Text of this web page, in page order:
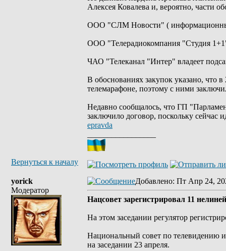
Алексея Ковалева и, вероятно, части
ООО "СЛМ Новости" (
ООО "Телерадиокомпания "Студия
ЧАО "Телеканал "Интер" владеет
В обоснованиях закупок указано, что
телемарафоне, поэтому с ними
Недавно сообщалось, что ГП
заключило договор, поскольку сейчас
epravda
Вернуться к началу
yorick
Модератор
Добавлено: Пт Апр 24,
Нацсовет зарегистрировал 11
На этом заседании регулятор
Национальный совет по телевидению
на заседании 23 апреля.